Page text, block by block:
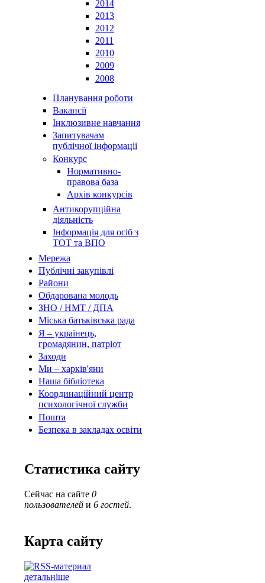
2014
2013
2012
2011
2010
2009
2008
Планування роботи
Вакансії
Інклюзивне навчання
Запитувачам
публічної інформаціі
Конкурс
Нормативно-
правова база
Архів конкурсів
Антикорупційна
діяльність
Інформація для осіб з
ТОТ та ВПО
Мережа
Публічні закупівлі
Райони
Обдарована молодь
ЗНО / НМТ / ДПА
Міська батьківська рада
Я – українець,
громадянин, патріот
Заходи
Ми – харків'яни
Наша бібліотека
Координаційний центр
психологічної служби
Пошта
Безпека в закладах освіти
Статистика сайту
Сейчас на сайте 0
пользователей и 6 гостей.
Карта сайту
детальніше